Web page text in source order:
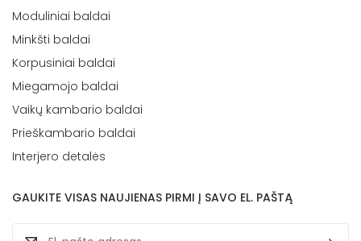
Moduliniai baldai
Minkšti baldai
Korpusiniai baldai
Miegamojo baldai
Vaikų kambario baldai
Prieškambario baldai
Interjero detalės
GAUKITE VISAS NAUJIENAS PIRMI Į SAVO EL. PAŠTĄ